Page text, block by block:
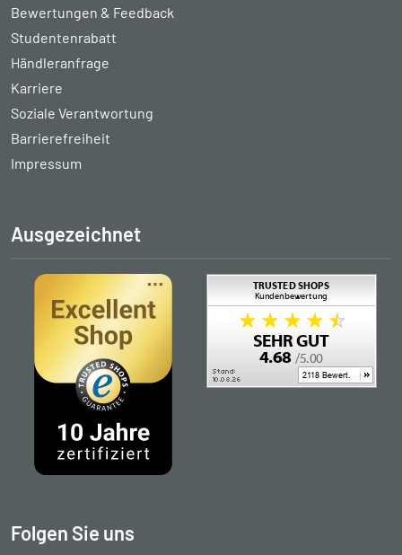
Bewertungen & Feedback
Studentenrabatt
Händleranfrage
Karriere
Soziale Verantwortung
Barrierefreiheit
Impressum
Ausgezeichnet
Folgen Sie uns